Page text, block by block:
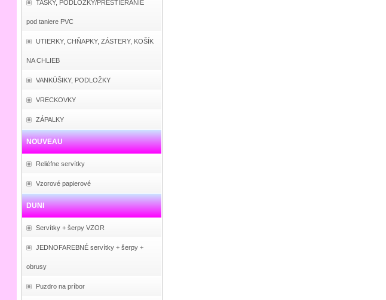
TAŠKY, PODLOŽKY/PRESTIERANIE
pod taniere PVC
UTIERKY, CHŇAPKY, ZÁSTERY, KOŠÍK
NA CHLIEB
VANKÚŠIKY, PODLOŽKY
VRECKOVKY
ZÁPALKY
NOUVEAU
Reliéfne servítky
Vzorové papierové
DUNI
Servítky + šerpy VZOR
JEDNOFAREBNÉ servítky + šerpy +
obrusy
Puzdro na príbor